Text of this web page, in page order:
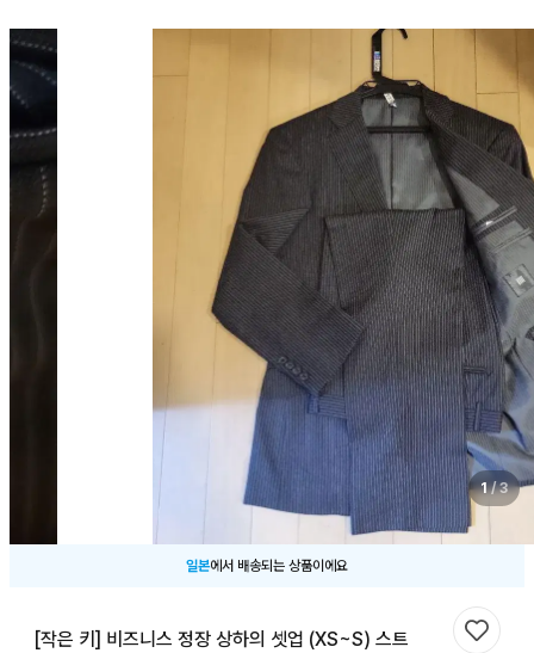
1/3
일본에서 배송되는 상품이에요
[작은 키] 비즈니스 정장 상하의 셋업 (XS~S) 스트
찜하기